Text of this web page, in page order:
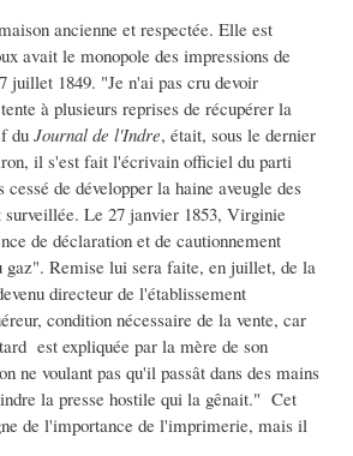
ancienne et respectée. Elle est
avait le monopole des impressions de
juillet 1849. "Je n'ai pas cru devoir
à plusieurs reprises de récupérer la
du Journal de l'Indre, était, sous le dernier
il s'est fait l'écrivain officiel du parti
de développer la haine aveugle des
Le 27 janvier 1853, Virginie
de déclaration et de cautionnement
Remise lui sera faite, en juillet, de la
directeur de l'établissement
condition nécessaire de la vente, car
est expliquée par la mère de son
voulant pas qu'il passât dans des mains
la presse hostile qui la gênait." Cet
de l'importance de l'imprimerie, mais il